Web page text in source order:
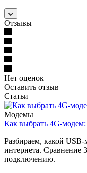
Отзывы
Нет оценок
Оставить отзыв
Статьи
Модемы
Как выбрать
Разбираем, какой
интернета. Сравнение
подключению.